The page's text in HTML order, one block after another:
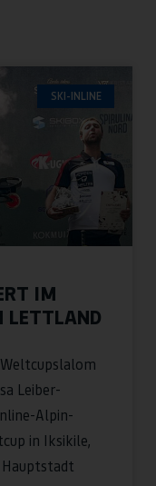
SKI-INLINE
IM
LETTLAND
Leiber-
Alpin-
in Iksikile,